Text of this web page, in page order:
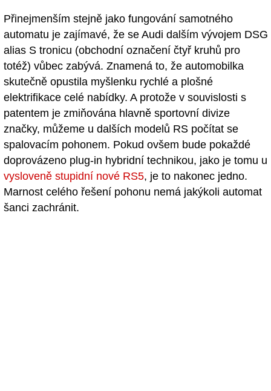
Přinejmenším stejně jako fungování samotného
automatu je zajímavé, že se Audi dalším vývojem DSG
alias S tronicu (obchodní označení čtyř kruhů pro
totéž) vůbec zabývá. Znamená to, že automobilka
skutečně opustila myšlenku rychlé a plošné
elektrifikace celé nabídky. A protože v souvislosti s
patentem je zmiňována hlavně sportovní divize
značky, můžeme u dalších modelů RS počítat se
spalovacím pohonem. Pokud ovšem bude pokaždé
doprovázeno plug-in hybridní technikou, jako je tomu u
vysloveně stupidní nové RS5, je to nakonec jedno.
Marnost celého řešení pohonu nemá jakýkoli automat
šanci zachránit.